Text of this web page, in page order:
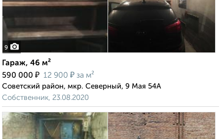
9
Гараж, 46 м²
590 000 ₽ 12 900 ₽ за м²
Советский район, мкр. Северный, 9 Мая 54А
Собственник, 23.08.2020